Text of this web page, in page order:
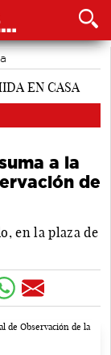
a la
de
en la plaza de